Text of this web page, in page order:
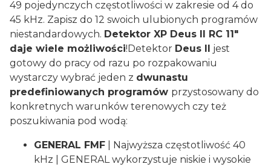
49 pojedynczych częstotliwości w zakresie od 4 do
45 kHz. Zapisz do 12 swoich ulubionych programów
niestandardowych. Detektor XP Deus II RC 11"
daje wiele możliwości!Detektor Deus II jest
gotowy do pracy od razu po rozpakowaniu
wystarczy wybrać jeden z dwunastu
predefiniowanych programów przystosowany do
konkretnych warunków terenowych czy też
poszukiwania pod wodą:
GENERAL FMF | Najwyższa częstotliwość 40
kHz | GENERAL wykorzystuje niskie i wysokie